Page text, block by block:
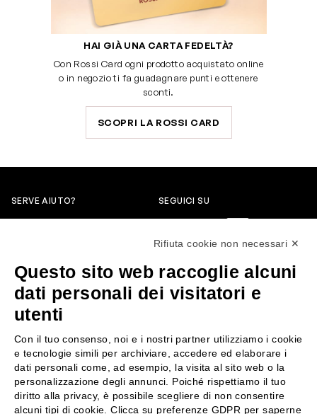
HAI GIÀ UNA CARTA FEDELTÀ?
Con Rossi Card ogni prodotto acquistato online
o in negozio ti fa guadagnare punti e ottenere
sconti.
SCOPRI LA ROSSI CARD
SERVE AIUTO?
servizioclienti@rossiprofumi.it
SEGUICI SU
SERVIZIO CLIENTI
Resi e rimborsi
Pagamenti
Spedizione
Condizioni generali di vendita
Chi siamo
Contattaci
Negozi
Attiva la Rossi Card
Rifiuta cookie non necessari ✕
Questo sito web raccoglie alcuni
dati personali dei visitatori e
utenti
Con il tuo consenso, noi e i nostri partner utilizziamo i cookie
e tecnologie simili per archiviare, accedere ed elaborare i
dati personali come, ad esempio, la visita al sito web o la
personalizzazione degli annunci. Poiché rispettiamo il tuo
diritto alla privacy, è possibile scegliere di non consentire
alcuni tipi di cookie. Clicca su preferenze GDPR per saperne